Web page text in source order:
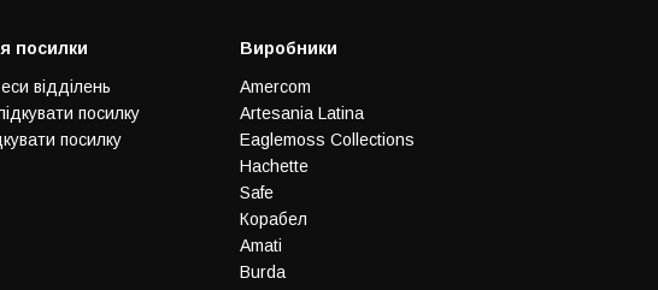
посилки
відділень
посилку
посилку
Виробники
Amercom
Artesania Latina
Eaglemoss Collections
Hachette
Safe
Корабел
Amati
Burda